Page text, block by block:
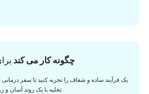
چگونه کار می کند
یک فرآیند ساده و شفاف را تجربه کنید تا سفر درمانی
تخلیه با یک روند آسان و روان موفقیت آمیز کنید.